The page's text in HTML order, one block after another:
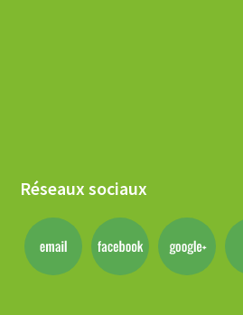
Réseaux sociaux